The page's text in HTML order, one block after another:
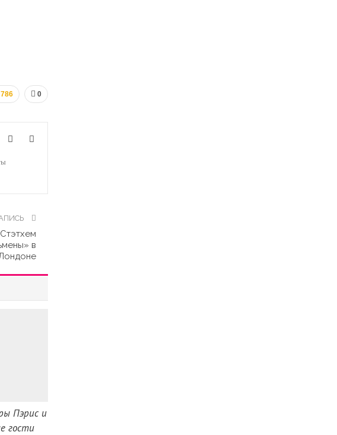
0
786
в
Пэрис и
гости